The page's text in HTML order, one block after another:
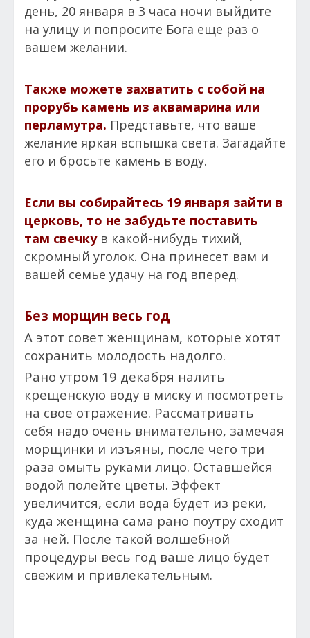
день, 20 января в 3 часа ночи выйдите
на улицу и попросите Бога еще раз о
вашем желании.
Также можете захватить с собой на
прорубь камень из аквамарина или
перламутра. Представьте, что ваше
желание яркая вспышка света. Загадайте
его и бросьте камень в воду.
Если вы собирайтесь 19 января зайти в
церковь, то не забудьте поставить
там свечкув какой-нибудь тихий,
скромный уголок. Она принесет вам и
вашей семье удачу на год вперед.
Без морщин весь год
А этот совет женщинам, которые хотят
сохранить молодость надолго.
Рано утром 19 декабря налить
крещенскую воду в миску и посмотреть
на свое отражение. Рассматривать
себя надо очень внимательно, замечая
морщинки и изъяны, после чего три
раза омыть руками лицо. Оставшейся
водой полейте цветы. Эффект
увеличится, если вода будет из реки,
куда женщина сама рано поутру сходит
за ней. После такой волшебной
процедуры весь год ваше лицо будет
свежим и привлекательным.